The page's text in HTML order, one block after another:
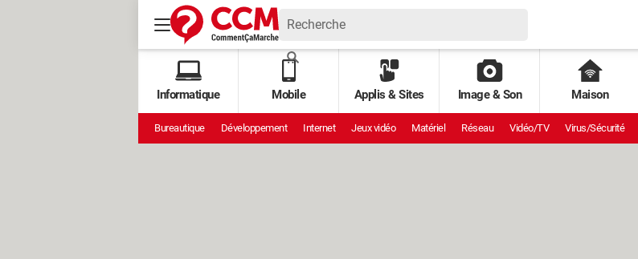
Informatique Mobile Applis & Sites Image & Son Maison
Bureautique Développement Internet Jeux vidéo Matériel Réseau Vidéo/TV Virus/Sécurité